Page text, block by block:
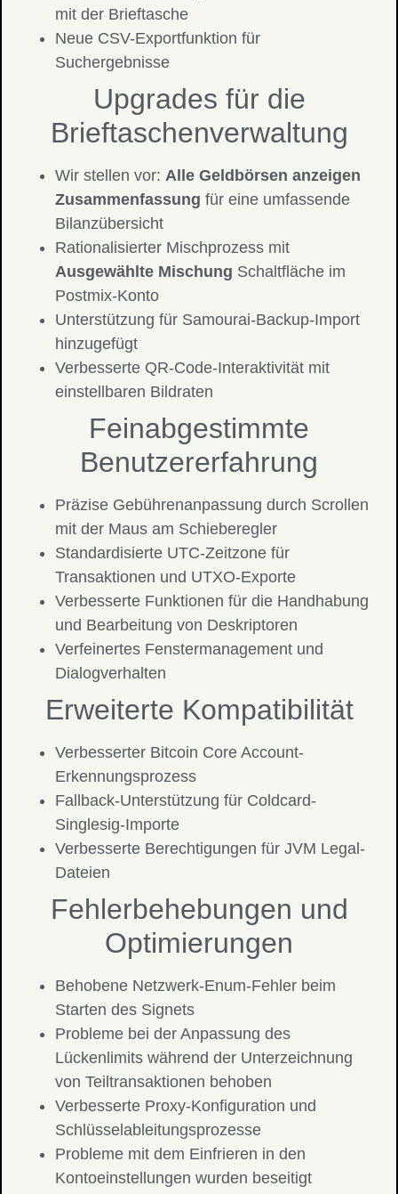
mit der Brieftasche
Neue CSV-Exportfunktion für
Suchergebnisse
Upgrades für die
Brieftaschenverwaltung
Wir stellen vor: Alle Geldbörsen anzeigen
Zusammenfassung für eine umfassende
Bilanzübersicht
Rationalisierter Mischprozess mit
Ausgewählte Mischung Schaltfläche im
Postmix-Konto
Unterstützung für Samourai-Backup-Import
hinzugefügt
Verbesserte QR-Code-Interaktivität mit
einstellbaren Bildraten
Feinabgestimmte
Benutzererfahrung
Präzise Gebührenanpassung durch Scrollen
mit der Maus am Schieberegler
Standardisierte UTC-Zeitzone für
Transaktionen und UTXO-Exporte
Verbesserte Funktionen für die Handhabung
und Bearbeitung von Deskriptoren
Verfeinertes Fenstermanagement und
Dialogverhalten
Erweiterte Kompatibilität
Verbesserter Bitcoin Core Account-
Erkennungsprozess
Fallback-Unterstützung für Coldcard-
Singlesig-Importe
Verbesserte Berechtigungen für JVM Legal-
Dateien
Fehlerbehebungen und
Optimierungen
Behobene Netzwerk-Enum-Fehler beim
Starten des Signets
Probleme bei der Anpassung des
Lückenlimits während der Unterzeichnung
von Teiltransaktionen behoben
Verbesserte Proxy-Konfiguration und
Schlüsselableitungsprozesse
Probleme mit dem Einfrieren in den
Kontoeinstellungen wurden beseitigt